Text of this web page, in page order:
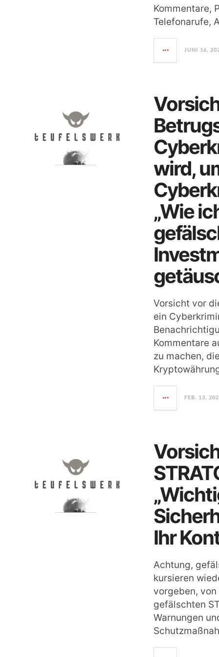
Kommentare,
Telefonarufe,
JUNI 16,
wird,
„Wie
Vorsicht vor
ein
Kommentare
zu machen,
FEB. 13,
Ihr
Achtung,
kursieren
vorgeben, von
gefälschten
Warnungen